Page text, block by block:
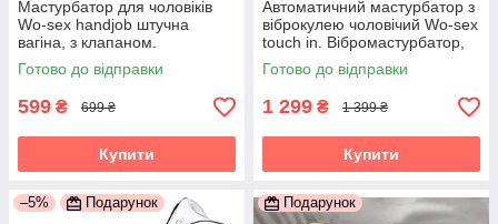
Мастурбатор для чоловіків
Wo-sex handjob штучна
вагіна, з клапаном.
Реалістичний
Готово до відправки
599 ₴ 699 ₴
Купити
Автоматичний мастурбатор з
віброкулею чоловічий Wo-sex
touch in. Вібромастурбатор,
20 режимів
Готово до відправки
1 299 ₴ 1 399 ₴
Купити
–5% Подарунок Подарунок